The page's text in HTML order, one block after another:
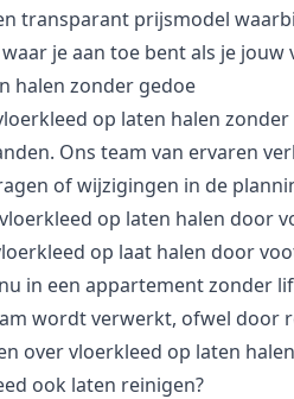
transparant prijsmodel
je aan toe bent als je
halen zonder gedoe
op laten halen
Ons team van ervaren
of wijzigingen in de
op laten halen door
op laat halen door
in een appartement zonder
wordt verwerkt, ofwel door
over vloerkleed op laten halen
ook laten reinigen?